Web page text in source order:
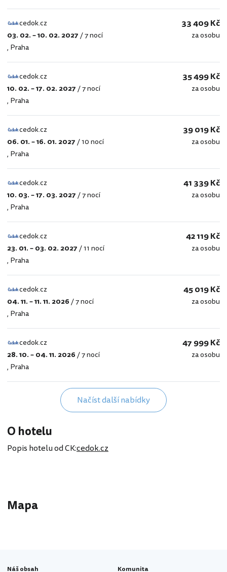
cedok.cz
cedok.cz
03. 02. – 10. 02. 2027/7 nocí
, Praha
33 409 Kč
za osobu
cedok.cz
cedok.cz
10. 02. – 17. 02. 2027/7 nocí
, Praha
35 499 Kč
za osobu
cedok.cz
cedok.cz
06. 01. – 16. 01. 2027/10 nocí
, Praha
39 019 Kč
za osobu
cedok.cz
cedok.cz
10. 03. – 17. 03. 2027/7 nocí
, Praha
41 339 Kč
za osobu
cedok.cz
cedok.cz
23. 01. – 03. 02. 2027/11 nocí
, Praha
42 119 Kč
za osobu
cedok.cz
cedok.cz
04. 11. – 11. 11. 2026/7 nocí
, Praha
45 019 Kč
za osobu
cedok.cz
cedok.cz
28. 10. – 04. 11. 2026/7 nocí
, Praha
47 999 Kč
za osobu
Načíst další nabídky
O hotelu
Popis hotelu od CK:cedok.cz
Mapa
Náš obsah Komunita